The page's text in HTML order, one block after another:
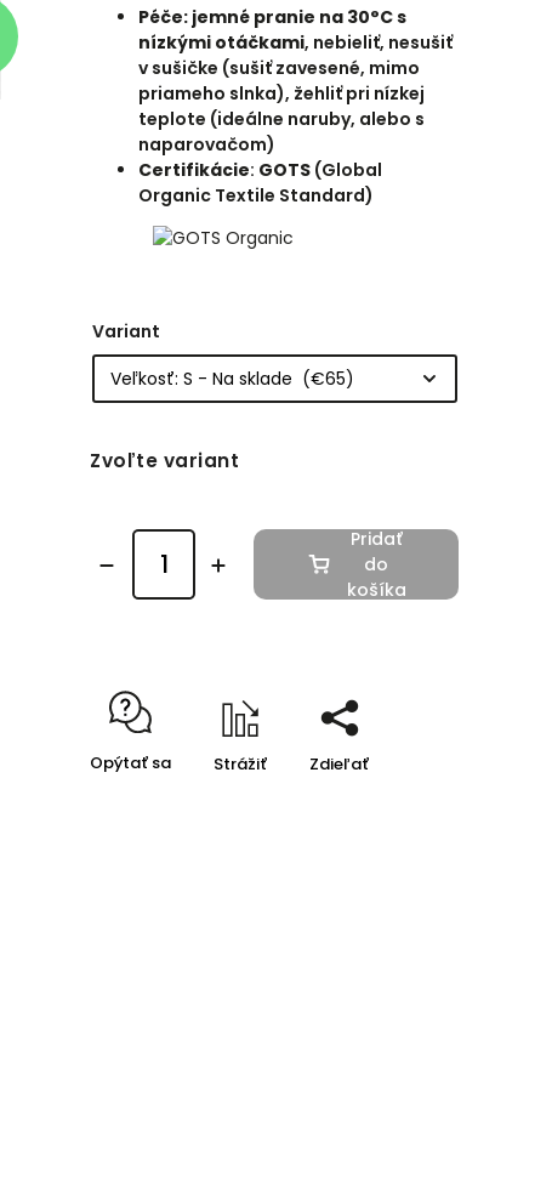
Péče: jemné pranie na 30°C s
nízkými otáčkami, nebieliť, nesušiť
v sušičke (sušiť zavesené, mimo
priameho slnka), žehliť pri nízkej
teplote (ideálne naruby, alebo s
naparovačom)
Certifikácie: GOTS (Global
Organic Textile Standard)
Variant
Zvoľte variant
Pridať
do
košíka
Opýtať sa Strážiť Zdieľať